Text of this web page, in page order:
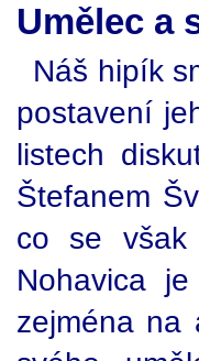
Umělec a
Náš hipík
postavení
listech
Štefanem
co se však
Nohavica
zejména na